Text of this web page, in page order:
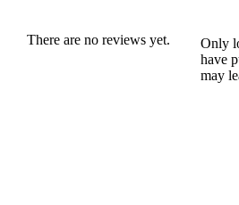
There are no reviews yet.
Only
have
may